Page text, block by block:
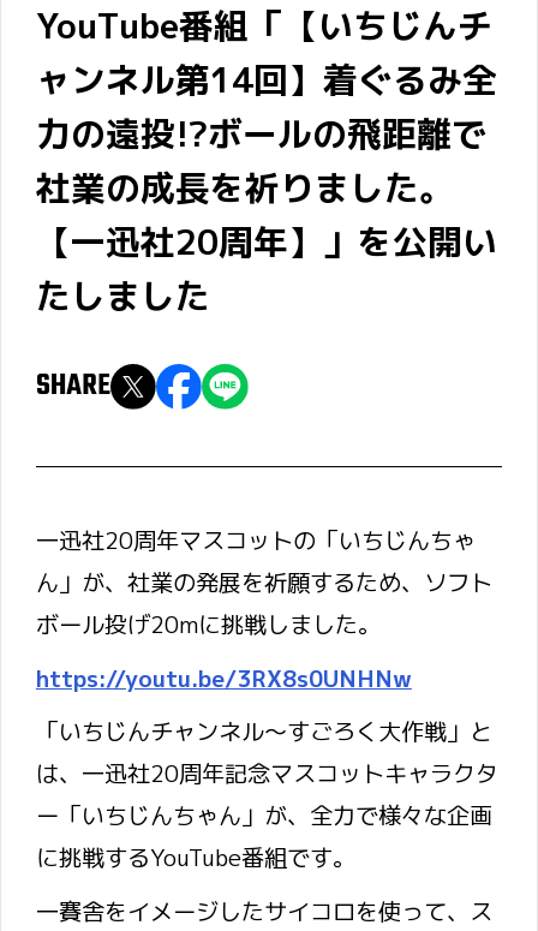
YouTube番組「【いちじんチ
ャンネル第14回】着ぐるみ全
力の遠投!?ボールの飛距離で
社業の成長を祈りました。
【一迅社20周年】」を公開い
たしました
SHARE
一迅社20周年マスコットの「いちじんちゃ
ん」が、社業の発展を祈願するため、ソフト
ボール投げ20mに挑戦しました。
https://youtu.be/3RX8s0UNHNw
「いちじんチャンネル～すごろく大作戦」と
は、一迅社20周年記念マスコットキャラクタ
ー「いちじんちゃん」が、全力で様々な企画
に挑戦するYouTube番組です。
一賽舎をイメージしたサイコロを使って、ス